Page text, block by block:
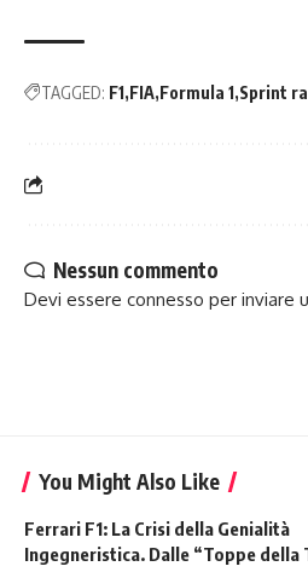
TAGGED: F1 FIA Formula 1 Sprint
Nessun commento
Devi essere connesso per inviare
You Might Also Like
Ferrari F1: La Crisi della Genialità
Ingegneristica. Dalle “Toppe della